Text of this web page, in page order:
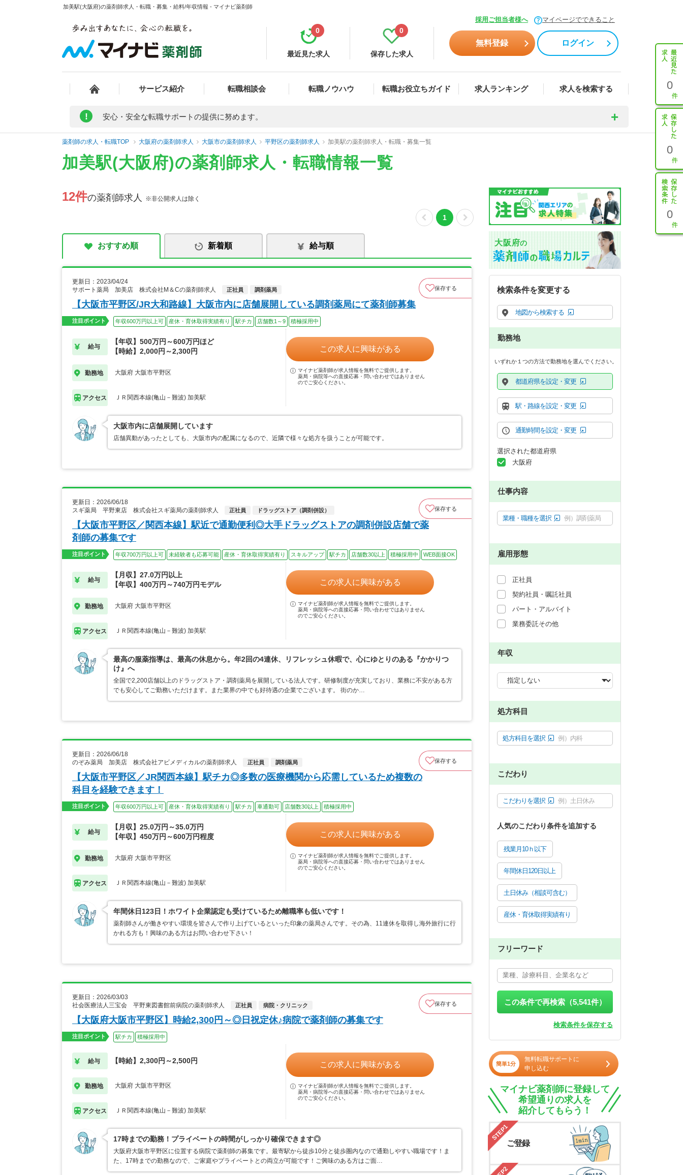
加美駅(大阪府)の薬剤師求人・転職・募集・給料/年収情報 - マイナビ薬剤師
採用ご担当者様へ マイページでできること
最近見た求人
0
保存した求人
0
無料登録 ログイン
サービス紹介 転職相談会 転職ノウハウ 転職お役立ちガイド 求人ランキング 求人を検索する 0
0
0
! 安心・安全な転職サポートの提供に努めます。
薬剤師の求人・転職TOP 大阪府の薬剤師求人 大阪市の薬剤師求人 平野区の薬剤師求人 加美駅の薬剤師求人・転職・募集一覧
加美駅(大阪府)の薬剤師求人・転職情報一覧
12件の薬剤師求人 ※非公開求人は除く
1
おすすめ順 新着順 給与順
更新日：2023/04/24
サポート薬局 加美店 株式会社M＆Cの薬剤師求人
正社員 調剤薬局 保存する
【大阪市平野区/JR大和路線】大阪市内に店舗展開している調剤薬局にて薬剤師募集
注目ポイント 年収600万円以上可 産休・育休取得実績有り 駅チカ 店舗数1～9 積極採用中
給与
【年収】500万円～600万円ほど
【時給】2,000円～2,300円
勤務地 大阪府 大阪市平野区
アクセス ＪＲ関西本線(亀山－難波) 加美駅
この求人に興味がある
マイナビ薬剤師が求人情報を無料でご提供します。
薬局・病院等への直接応募・問い合わせではありません
のでご安心ください。
大阪市内に店舗展開しています
店舗異動があったとしても、大阪市内の配属になるので、近隣で様々な処方を扱うことが可能です。
更新日：2026/06/18
スギ薬局 平野東店 株式会社スギ薬局の薬剤師求人
正社員 ドラッグストア（調剤併設） 保存する
【大阪市平野区／関西本線】駅近で通勤便利◎大手ドラッグストアの調剤併設店舗で薬
剤師の募集です
注目ポイント 年収700万円以上可 未経験者も応募可能 産休・育休取得実績有り スキルアップ 駅チカ 店舗数30以上 積極採用中 WEB面接OK
給与
【月収】27.0万円以上
【年収】400万円～740万円モデル
勤務地 大阪府 大阪市平野区
アクセス ＪＲ関西本線(亀山－難波) 加美駅
この求人に興味がある
マイナビ薬剤師が求人情報を無料でご提供します。
薬局・病院等への直接応募・問い合わせではありません
のでご安心ください。
最高の服薬指導は、最高の休息から。年2回の4連休、リフレッシュ休暇で、心にゆとりのある『かかりつ
け』へ
全国で2,200店舗以上のドラッグストア・調剤薬局を展開している法人です。研修制度が充実しており、業務に不安がある方
でも安心してご勤務いただけます。また業界の中でも好待遇の企業でございます。 街のか…
更新日：2026/06/18
のぞみ薬局 加美店 株式会社アビメディカルの薬剤師求人
正社員 調剤薬局 保存する
【大阪市平野区／JR関西本線】駅チカ◎多数の医療機関から応需しているため複数の
科目を経験できます！
注目ポイント 年収600万円以上可 産休・育休取得実績有り 駅チカ 車通勤可 店舗数30以上 積極採用中
給与
【月収】25.0万円～35.0万円
【年収】450万円～600万円程度
勤務地 大阪府 大阪市平野区
アクセス ＪＲ関西本線(亀山－難波) 加美駅
この求人に興味がある
マイナビ薬剤師が求人情報を無料でご提供します。
薬局・病院等への直接応募・問い合わせではありません
のでご安心ください。
年間休日123日！ホワイト企業認定も受けているため離職率も低いです！
薬剤師さんが働きやすい環境を皆さんで作り上げているといった印象の薬局さんです。その為、11連休を取得し海外旅行に行
かれる方も！興味のある方はお問い合わせ下さい！
更新日：2026/03/03
社会医療法人三宝会 平野東図書館前病院の薬剤師求人
正社員 病院・クリニック 保存する
【大阪府大阪市平野区】時給2,300円～◎日祝定休♪病院で薬剤師の募集です
注目ポイント 駅チカ 積極採用中
給与 【時給】2,300円～2,500円
勤務地 大阪府 大阪市平野区
アクセス ＪＲ関西本線(亀山－難波) 加美駅
この求人に興味がある
マイナビ薬剤師が求人情報を無料でご提供します。
薬局・病院等への直接応募・問い合わせではありません
のでご安心ください。
17時までの勤務！プライベートの時間がしっかり確保できます◎
大阪府大阪市平野区に位置する病院で薬剤師の募集です。最寄駅から徒歩10分と徒歩圏内なので通勤しやすい職場です！ま
た、17時までの勤務なので、ご家庭やプライベートとの両立が可能です！ご興味のある方はご面…
大阪府の
検索条件を変更する
地図から検索する
勤務地
いずれか１つの方法で勤務地を選んでください。
都道府県を設定・変更
駅・路線を設定・変更
通勤時間を設定・変更
選択された都道府県
大阪府
仕事内容
業種・職種を選択 例）調剤薬局
雇用形態
正社員
契約社員・嘱託社員
パート・アルバイト
業務委託その他
年収
処方科目
処方科目を選択 例）内科
こだわり
こだわりを選択 例）土日休み
人気のこだわり条件を追加する
残業月10ｈ以下
年間休日120日以上
土日休み（相談可含む）
産休・育休取得実績有り
フリーワード
この条件で再検索（5,541件）
検索条件を保存する
簡単1分
無料転職サポートに
申し込む
マイナビ薬剤師に登録して
希望通りの求人を
紹介してもらう！
STEP1
ご登録